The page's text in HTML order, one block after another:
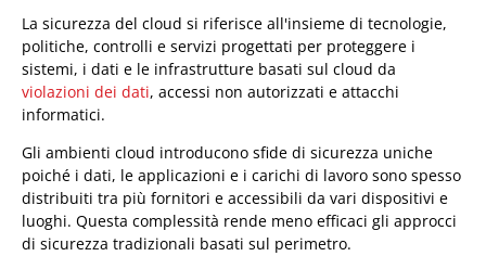
La sicurezza del cloud si riferisce all'insieme di tecnologie,
politiche, controlli e servizi progettati per proteggere i
sistemi, i dati e le infrastrutture basati sul cloud da
violazioni dei dati, accessi non autorizzati e attacchi
informatici.
Gli ambienti cloud introducono sfide di sicurezza uniche
poiché i dati, le applicazioni e i carichi di lavoro sono spesso
distribuiti tra più fornitori e accessibili da vari dispositivi e
luoghi. Questa complessità rende meno efficaci gli approcci
di sicurezza tradizionali basati sul perimetro.